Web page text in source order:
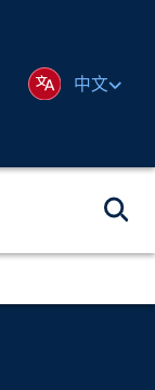
中文